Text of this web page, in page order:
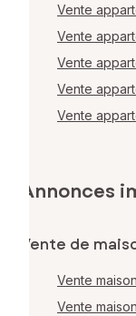
Vente
Vente
Vente
Vente
Vente
Annonces
Vente de
Vente
Vente